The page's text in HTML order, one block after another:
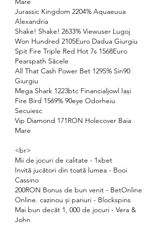
Jurassic Kingdom 2204% Aquaeuua
Alexandria
Shake! Shake! 2633% Viewuser Lugoj
Won Hundred 2105Euro Dadua Giurgiu
Spit Fire Triple Red Hot 7s 1568Euro
Pearspath Săcele
All That Cash Power Bet 1295% Sin90
Giurgiu
Mega Shark 1223btc Financialjowl Iași
Fire Bird 1569% 90eye Odorheiu
Secuiesc
Vip Diamond 171RON Holecover Baia
Mare
<br>
Mii de jocuri de calitate - 1xbet
Invită jucători din toată lumea - Booi
Cassino
200RON Bonus de bun venit - BetOnline
Online. cazinou și pariuri - Blockspins
Mai bun decât 1, 000 de jocuri - Vera &
John